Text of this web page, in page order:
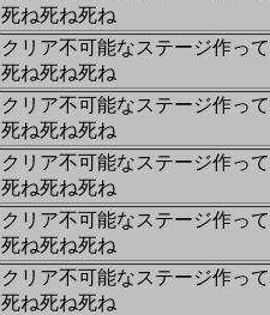
死ね死ね死ね
クリア不可能なステージ作っ
死ね死ね死ね
クリア不可能なステージ作っ
死ね死ね死ね
クリア不可能なステージ作っ
死ね死ね死ね
クリア不可能なステージ作っ
死ね死ね死ね
クリア不可能なステージ作っ
死ね死ね死ね